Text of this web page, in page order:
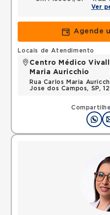
Ver
Agende
Locais de Atendimento
Centro Médico
Maria Auricchio
Rua Carlos Maria
Jose dos Campos, SP,